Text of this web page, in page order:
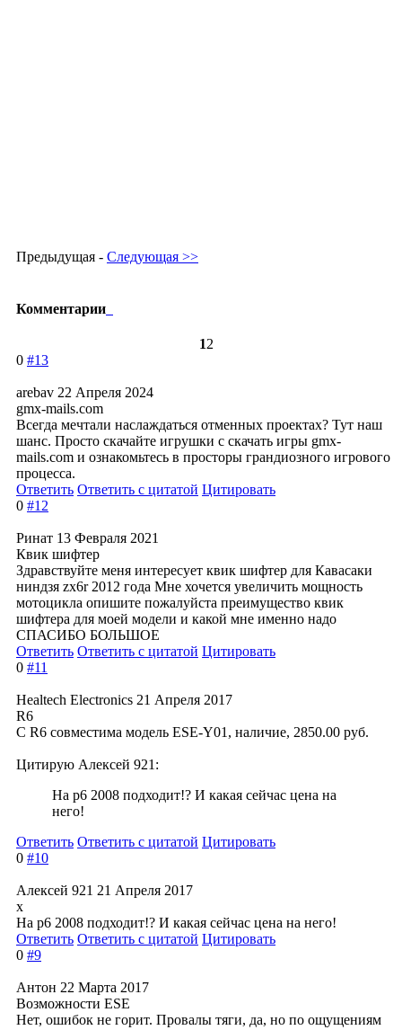
Предыдущая - Следующая >>
Комментарии
12
0 #13
arebav 22 Апреля 2024
gmx-mails.com
Всегда мечтали наслаждаться отменных проектах? Тут наш
шанс. Просто скачайте игрушки с скачать игры gmx-
mails.com и ознакомьтесь в просторы грандиозного игрового
процесса.
Ответить Ответить с цитатой Цитировать
0 #12
Ринат 13 Февраля 2021
Квик шифтер
Здравствуйте меня интересует квик шифтер для Кавасаки
ниндзя zx6r 2012 года Мне хочется увеличить мощность
мотоцикла опишите пожалуйста преимущество квик
шифтера для моей модели и какой мне именно надо
СПАСИБО БОЛЬШОЕ
Ответить Ответить с цитатой Цитировать
0 #11
Healtech Electronics 21 Апреля 2017
R6
С R6 совместима модель ESE-Y01, наличие, 2850.00 руб.
Цитирую Алексей 921:
На р6 2008 подходит!? И какая сейчас цена на
него!
Ответить Ответить с цитатой Цитировать
0 #10
Алексей 921 21 Апреля 2017
x
На р6 2008 подходит!? И какая сейчас цена на него!
Ответить Ответить с цитатой Цитировать
0 #9
Антон 22 Марта 2017
Возможности ESE
Нет, ошибок не горит. Провалы тяги, да, но по ощущениям